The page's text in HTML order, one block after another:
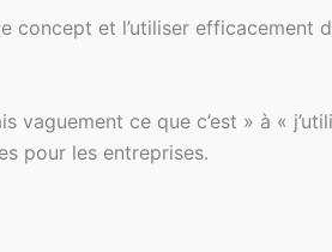
concept et l’utiliser efficacement
ce que c’est » à «
pour les entreprises.